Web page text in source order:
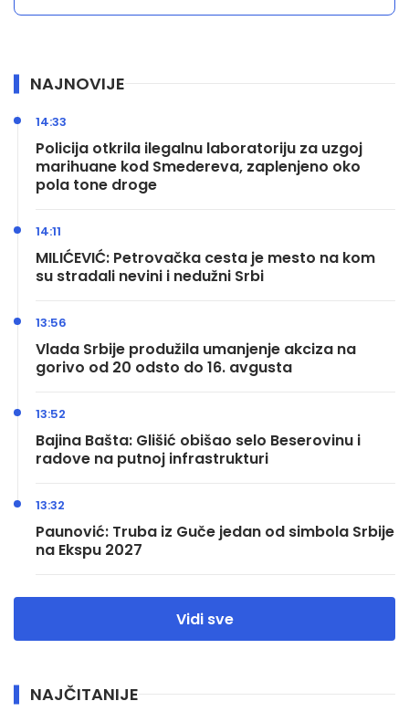
NAJNOVIJE
Policija otkrila ilegalnu laboratoriju za uzgoj
marihuane kod Smedereva, zaplenjeno oko
pola tone droge
14:33
MILIĆEVIĆ: Petrovačka cesta je mesto na kom
su stradali nevini i nedužni Srbi
14:11
Vlada Srbije produžila umanjenje akciza na
gorivo od 20 odsto do 16. avgusta
13:56
Bajina Bašta: Glišić obišao selo Beserovinu i
radove na putnoj infrastrukturi
13:52
Paunović: Truba iz Guče jedan od simbola Srbije
na Ekspu 2027
13:32
Vidi sve
NAJČITANIJE